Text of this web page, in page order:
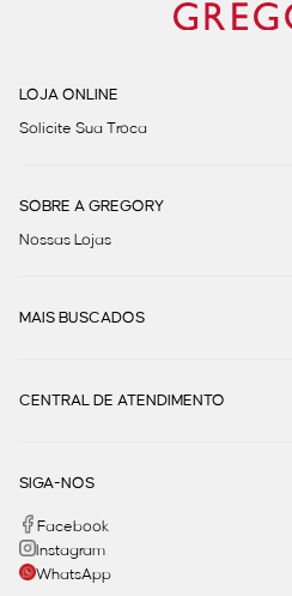
LOJA ONLINE
Solicite Sua Troca
SOBRE A GREGORY
Nossas Lojas
MAIS BUSCADOS
CENTRAL DE ATENDIMENTO
SIGA-NOS
Facebook
Instagram
WhatsApp